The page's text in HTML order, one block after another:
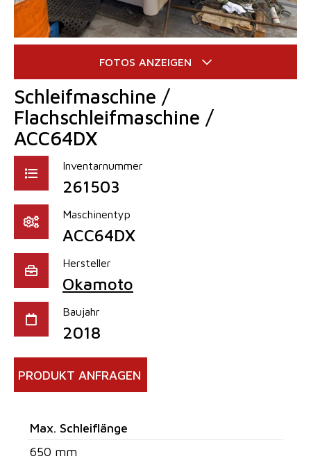
Schleifmaschine /
Flachschleifmaschine /
ACC64DX
Inventarnummer
261503
Maschinentyp
ACC64DX
Hersteller
Okamoto
Baujahr
2018
PRODUKT ANFRAGEN
Max. Schleiflänge
650 mm